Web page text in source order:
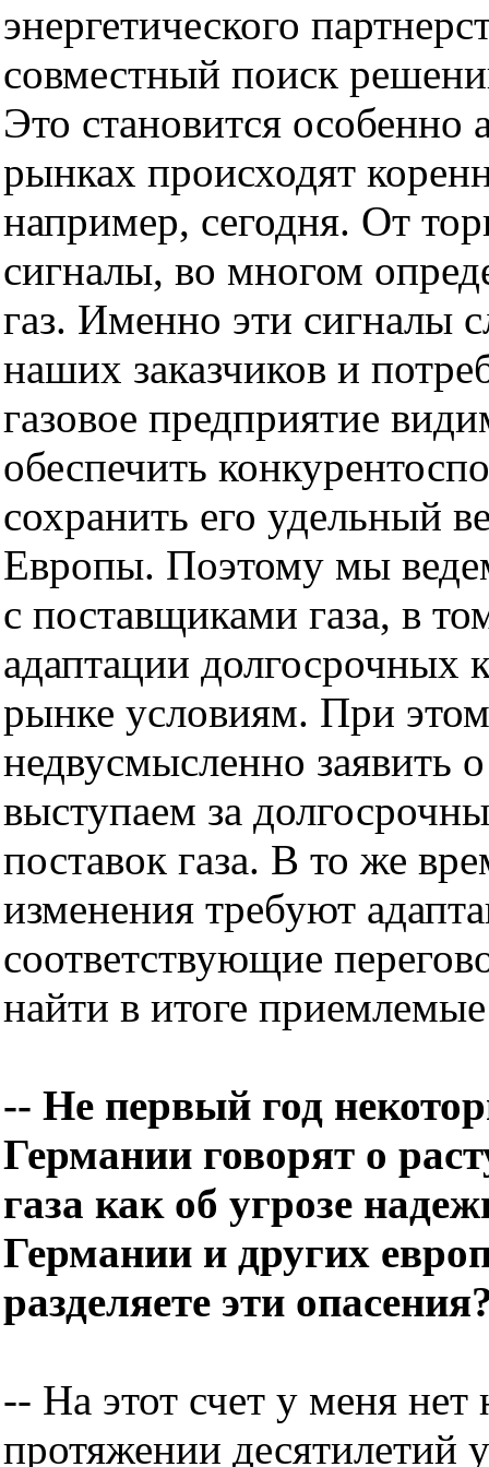
энергетического
совместный поиск
Это становится особенно
рынках происходят
например, сегодня. От
сигналы, во многом
газ. Именно эти сигналы
наших заказчиков и
газовое предприятие
обеспечить
сохранить его удельный
Европы. Поэтому мы
с поставщиками газа, в
адаптации долгосрочных
рынке условиям. При
недвусмысленно
выступаем за
поставок газа. В то же
изменения требуют
соответствующие
найти в итоге
-- Не первый год
Германии говорят о
газа как об угрозе
Германии и других
разделяете эти
-- На этот счет у меня
протяжении десятилетий